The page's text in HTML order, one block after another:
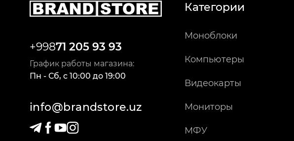
+99871 205 93 93
График работы магазина:
Пн - Сб, c 10:00 до 19:00
info@brandstore.uz
Категории
Моноблоки
Компьютеры
Видеокарты
Мониторы
МФУ